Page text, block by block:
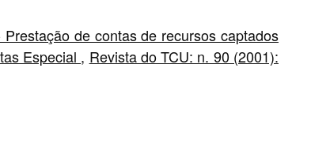
de contas de recursos captados
Especial , Revista do TCU: n. 90 (2001):